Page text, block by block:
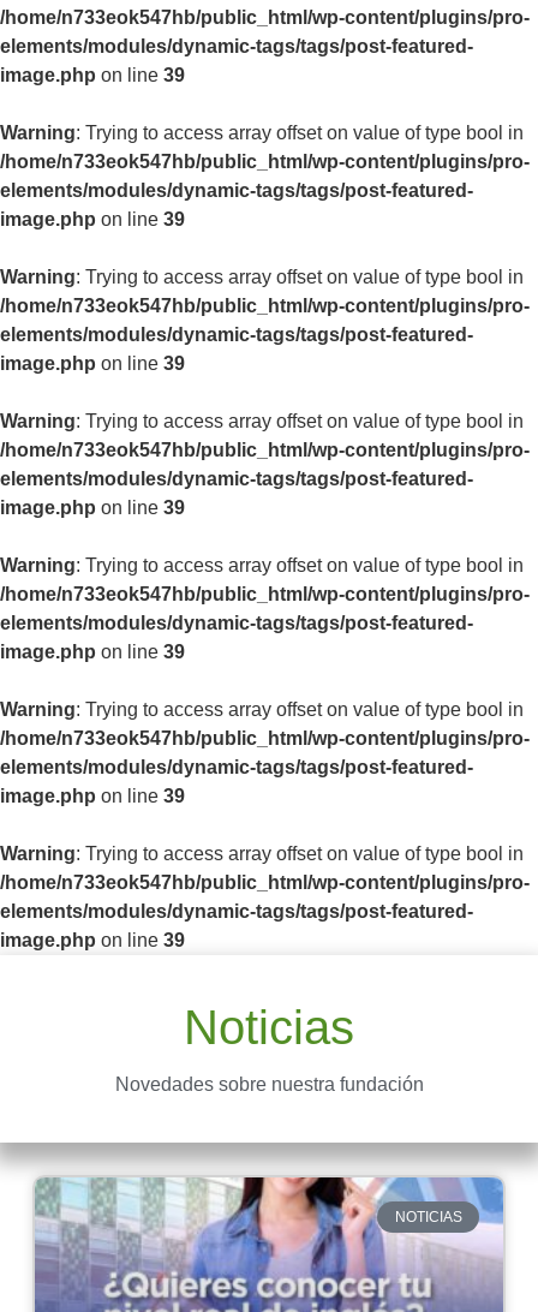
/home/n733eok547hb/public_html/wp-content/plugins/pro-
elements/modules/dynamic-tags/tags/post-featured-
image.php on line 39
Warning: Trying to access array offset on value of type bool in
/home/n733eok547hb/public_html/wp-content/plugins/pro-
elements/modules/dynamic-tags/tags/post-featured-
image.php on line 39
Warning: Trying to access array offset on value of type bool in
/home/n733eok547hb/public_html/wp-content/plugins/pro-
elements/modules/dynamic-tags/tags/post-featured-
image.php on line 39
Warning: Trying to access array offset on value of type bool in
/home/n733eok547hb/public_html/wp-content/plugins/pro-
elements/modules/dynamic-tags/tags/post-featured-
image.php on line 39
Warning: Trying to access array offset on value of type bool in
/home/n733eok547hb/public_html/wp-content/plugins/pro-
elements/modules/dynamic-tags/tags/post-featured-
image.php on line 39
Warning: Trying to access array offset on value of type bool in
/home/n733eok547hb/public_html/wp-content/plugins/pro-
elements/modules/dynamic-tags/tags/post-featured-
image.php on line 39
Warning: Trying to access array offset on value of type bool in
/home/n733eok547hb/public_html/wp-content/plugins/pro-
elements/modules/dynamic-tags/tags/post-featured-
image.php on line 39
Noticias
Novedades sobre nuestra fundación
NOTICIAS